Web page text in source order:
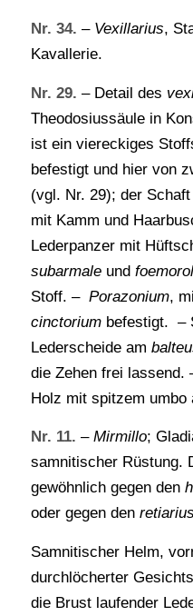
Nr. 34. – Vexillarius,
Kavallerie.
Nr. 29. – Detail des
Theodosiussäule in
ist ein viereckiges
befestigt und hier von
(vgl. Nr. 29); der
mit Kamm und
Lederpanzer mit
subarmaleund
Stoff. – Porazonium,
cinctoriumbefestigt. –
Lederscheide am
die Zehen frei lassend.
Holz mit spitzem umbo
Nr. 11. – Mirmillo;
samnitischer Rüstung.
gewöhnlich gegen den
oder gegen den retiarius
Samnitischer Helm,
durchlöcherter
die Brust laufender